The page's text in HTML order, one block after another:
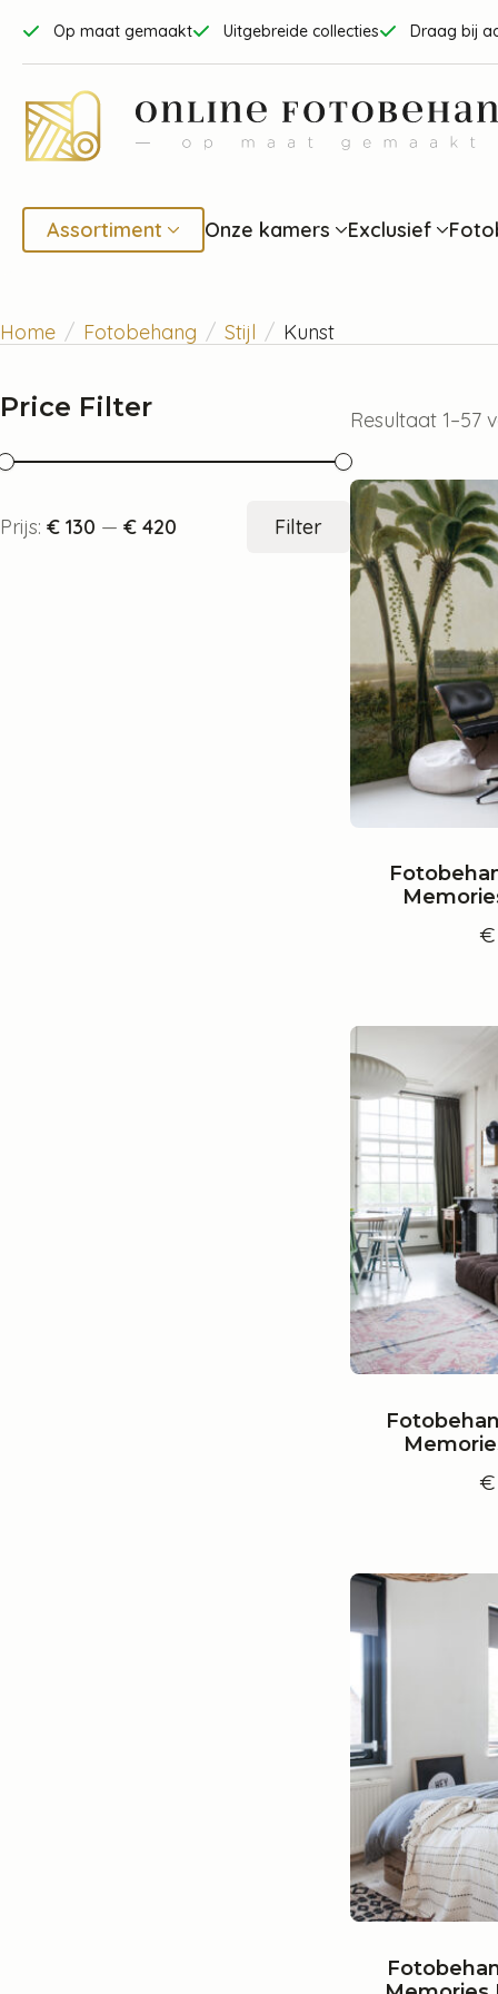
Op maat gemaakt Uitgebreide collecties Draag bij
Assortiment Onze kamers Exclusief
Home Fotobehang Stijl Kunst
Price Filter
Min.
prijs
Max.
prijs
Filter
Prijs: € 130 — € 420
Resultaat 1–57
€
€